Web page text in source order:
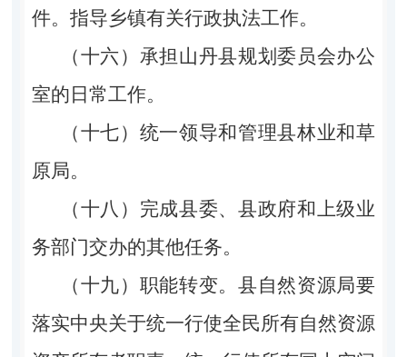
件。指导乡镇有关行政执法工作。
（十六）承担山丹县规划委员会办公
室的日常工作。
（十七）统一领导和管理县林业和草
原局。
（十八）完成县委、县政府和上级业
务部门交办的其他任务。
（十九）职能转变。县自然资源局要
落实中央关于统一行使全民所有自然资源